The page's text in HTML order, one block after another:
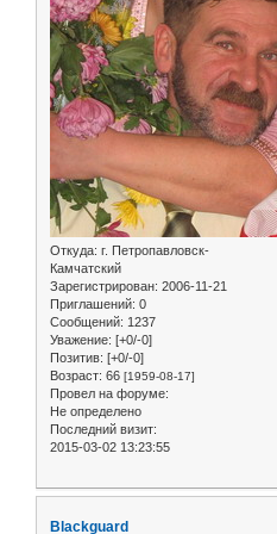
Откуда: г. Петропавловск-
Камчатский
Зарегистрирован: 2006-11-21
Приглашений: 0
Сообщений: 1237
Уважение: [+0/-0]
Позитив: [+0/-0]
Возраст: 66 [1959-08-17]
Провел на форуме:
Не определено
Последний визит:
2015-03-02 13:23:55
Blackguard